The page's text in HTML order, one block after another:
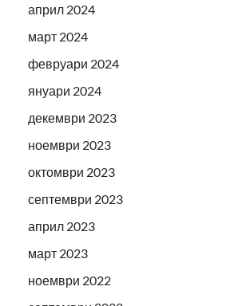
април 2024
март 2024
февруари 2024
януари 2024
декември 2023
ноември 2023
октомври 2023
септември 2023
април 2023
март 2023
ноември 2022